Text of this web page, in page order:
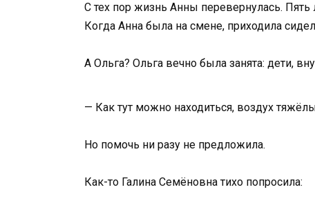
С тех пор жизнь Анны перевернулась. Пять
Когда Анна была на смене, приходила
А Ольга? Ольга вечно была занята: дети,
— Как тут можно находиться, воздух
Но помочь ни разу не предложила.
Как-то Галина Семёновна тихо попросила: